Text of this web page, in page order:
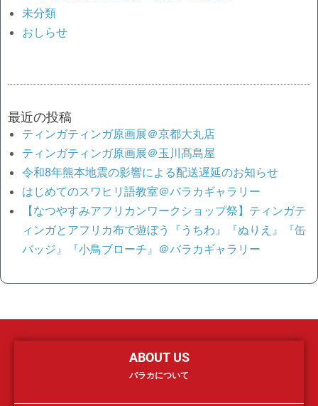
未分類
おしらせ
最近の投稿
ティンガティンガ原画展＠京都大丸店
ティンガティンガ原画展＠玉川髙島屋
令和8年熊本地震の影響による配送遅延のお知らせ
はじめてのスワヒリ語教室＠バラカギャラリー
【なつやすみアフリカンワークショップ祭】ティンガテ
ィンガとアフリカ布で遊ぼう『うちわ』『ぬりえ』『缶
バッジ』『小鳥ブローチ』＠バラカギャラリー
ABOUT US
バラカについて